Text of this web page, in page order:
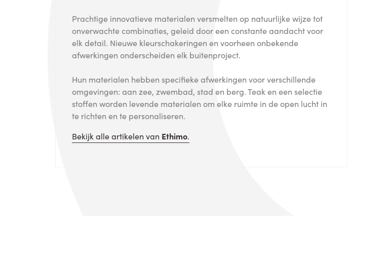
Prachtige innovatieve materialen versmelten op natuurlijke wijze tot
onverwachte combinaties, geleid door een constante aandacht voor
elk detail. Nieuwe kleurschakeringen en voorheen onbekende
afwerkingen onderscheiden elk buitenproject.
Hun materialen hebben specifieke afwerkingen voor verschillende
omgevingen: aan zee, zwembad, stad en berg. Teak en een selectie
stoffen worden levende materialen om elke ruimte in de open lucht in
te richten en te personaliseren.
Bekijk alle artikelen van Ethimo.